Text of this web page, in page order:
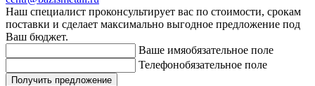
Наш специалист проконсультирует вас по стоимости, срокам
поставки и сделает максимально выгодное предложение под
Ваш бюджет.
Ваше имяобязательное поле
Телефонобязательное поле
Получить предложение